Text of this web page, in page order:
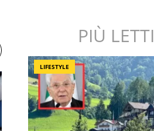
PIÙ LETTI
LIFESTYLE